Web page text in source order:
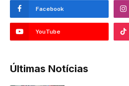
Facebook
YouTube
Últimas Notícias